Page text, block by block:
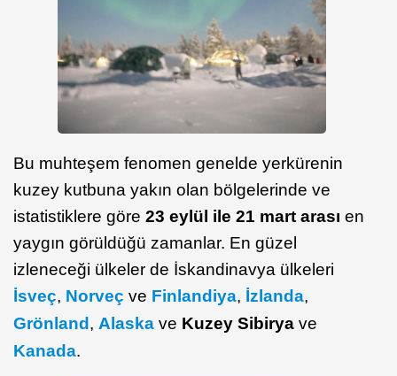
Bu muhteşem fenomen genelde yerkürenin
kuzey kutbuna yakın olan bölgelerinde ve
istatistiklere göre 23 eylül ile 21 mart arası en
yaygın görüldüğü zamanlar. En güzel
izleneceği ülkeler de İskandinavya ülkeleri
İsveç, Norveç ve Finlandiya, İzlanda,
Grönland , Alaska ve Kuzey Sibirya ve
Kanada.